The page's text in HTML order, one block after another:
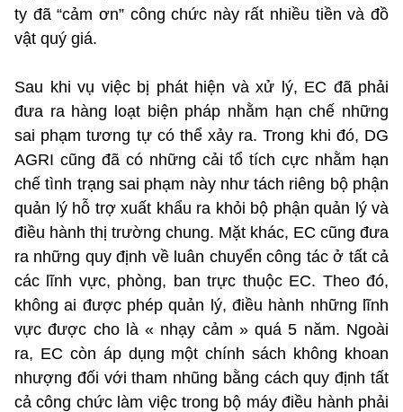
ty đã “cảm ơn” công chức này rất nhiều tiền và đồ
vật quý giá.
Sau khi vụ việc bị phát hiện và xử lý, EC đã phải
đưa ra hàng loạt biện pháp nhằm hạn chế những
sai phạm tương tự có thể xảy ra. Trong khi đó, DG
AGRI cũng đã có những cải tổ tích cực nhằm hạn
chế tình trạng sai phạm này như tách riêng bộ phận
quản lý hỗ trợ xuất khẩu ra khỏi bộ phận quản lý và
điều hành thị trường chung. Mặt khác, EC cũng đưa
ra những quy định về luân chuyển công tác ở tất cả
các lĩnh vực, phòng, ban trực thuộc EC. Theo đó,
không ai được phép quản lý, điều hành những lĩnh
vực được cho là « nhạy cảm » quá 5 năm. Ngoài
ra, EC còn áp dụng một chính sách không khoan
nhượng đối với tham nhũng bằng cách quy định tất
cả công chức làm việc trong bộ máy điều hành phải